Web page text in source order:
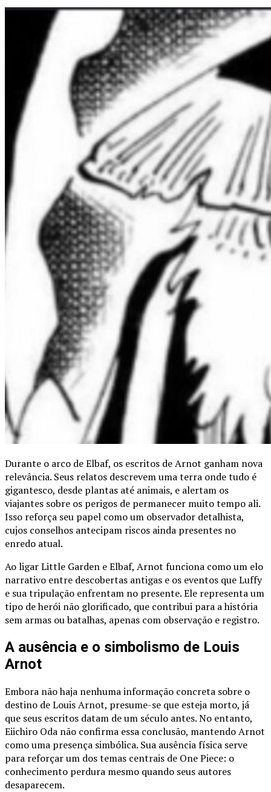
Durante o arco de Elbaf, os escritos de Arnot ganham nova
relevância. Seus relatos descrevem uma terra onde tudo é
gigantesco, desde plantas até animais, e alertam os
viajantes sobre os perigos de permanecer muito tempo ali.
Isso reforça seu papel como um observador detalhista,
cujos conselhos antecipam riscos ainda presentes no
enredo atual.
Ao ligar Little Garden e Elbaf, Arnot funciona como um elo
narrativo entre descobertas antigas e os eventos que Luffy
e sua tripulação enfrentam no presente. Ele representa um
tipo de herói não glorificado, que contribui para a história
sem armas ou batalhas, apenas com observação e registro.
A ausência e o simbolismo de Louis
Arnot
Embora não haja nenhuma informação concreta sobre o
destino de Louis Arnot, presume-se que esteja morto, já
que seus escritos datam de um século antes. No entanto,
Eiichiro Oda não confirma essa conclusão, mantendo Arnot
como uma presença simbólica. Sua ausência física serve
para reforçar um dos temas centrais de One Piece: o
conhecimento perdura mesmo quando seus autores
desaparecem.